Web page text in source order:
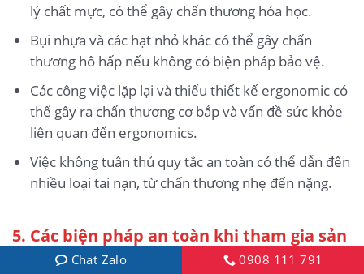
lý chất mực, có thể gây chấn thương hóa học.
Bụi nhựa và các hạt nhỏ khác có thể gây chấn
thương hô hấp nếu không có biện pháp bảo vệ.
Các công việc lặp lại và thiếu thiết kế ergonomic có
thể gây ra chấn thương cơ bắp và vấn đề sức khỏe
liên quan đến ergonomics.
Việc không tuân thủ quy tắc an toàn có thể dẫn đến
nhiều loại tai nạn, từ chấn thương nhẹ đến nặng.
5. Các biện pháp an toàn khi tham gia sản
xuất bút viết
Chat Zalo 0908 111 791